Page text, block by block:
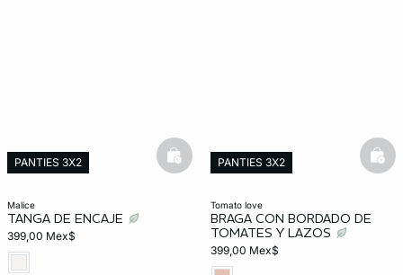
malice
TANGA DE ENCAJE
399,00 Mex$
PANTIES 3X2 basketfull
tomato love
BRAGA CON BORDADO DE
TOMATES Y LAZOS
399,00 Mex$
PANTIES 3X2